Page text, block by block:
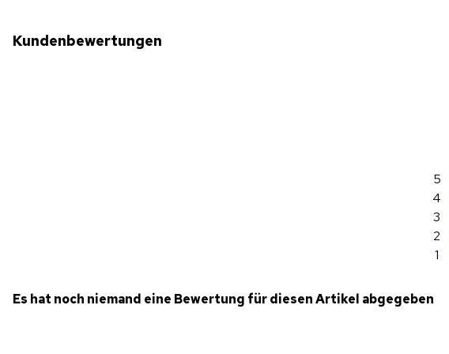
Kundenbewertungen
5
4
3
2
1
Es hat noch niemand eine Bewertung für diesen Artikel abgegeben